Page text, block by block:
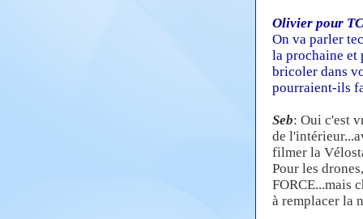
Olivier pour
On va parler
la prochaine et
bricoler dans
pourraient-ils
Seb: Oui c'est
de
filmer la
Pour les
FORCE...mais
à remplacer la